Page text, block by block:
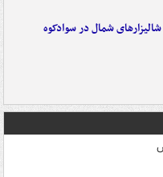
شمال در سوادکوه